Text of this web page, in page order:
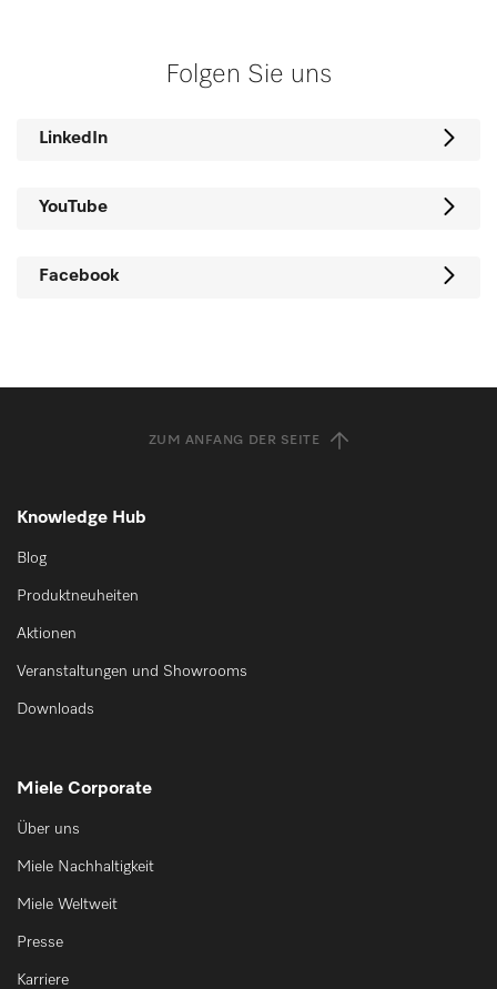
Folgen Sie uns
LinkedIn
YouTube
Facebook
ZUM ANFANG DER SEITE
Knowledge Hub
Blog
Produktneuheiten
Aktionen
Veranstaltungen und Showrooms
Downloads
Miele Corporate
Über uns
Miele Nachhaltigkeit
Miele Weltweit
Presse
Karriere